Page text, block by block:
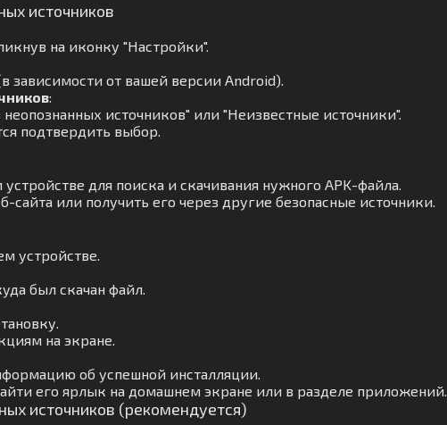
источников
на иконку "Настройки".
зависимости от вашей версии Android).
:
источников" или "Неизвестные источники".
подтвердить выбор.
для поиска и скачивания нужного APK-файла.
или получить его через другие безопасные источники.
устройстве.
был скачан файл.
на экране.
об успешной инсталляции.
его ярлык на домашнем экране или в разделе приложений.
источников (рекомендуется)